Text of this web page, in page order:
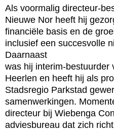
Als voormalig directeur-
Nieuwe Nor heeft hij
financiële basis en de
inclusief een succesvolle
Daarnaast
was hij interim-bestuurder
Heerlen en heeft hij als
Stadsregio Parkstad
samenwerkingen.
directeur bij Wiebenga
adviesbureau dat zich